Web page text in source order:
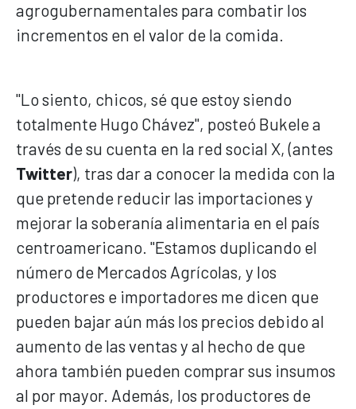
agrogubernamentales para combatir los
incrementos en el valor de la comida.
"Lo siento, chicos, sé que estoy siendo
totalmente Hugo Chávez", posteó Bukele a
través de su cuenta en la red social X, (antes
Twitter), tras dar a conocer la medida con la
que pretende reducir las importaciones y
mejorar la soberanía alimentaria en el país
centroamericano. "Estamos duplicando el
número de Mercados Agrícolas, y los
productores e importadores me dicen que
pueden bajar aún más los precios debido al
aumento de las ventas y al hecho de que
ahora también pueden comprar sus insumos
al por mayor. Además, los productores de